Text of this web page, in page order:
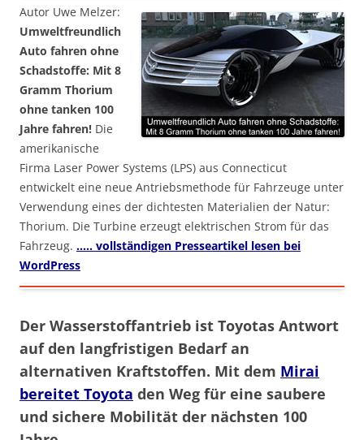
Autor Uwe Melzer:
Umweltfreundlich
Auto fahren ohne
Schadstoffe: Mit 8
Gramm Thorium
ohne tanken 100
Jahre fahren! Die
amerikanische
Firma Laser Power Systems (LPS) aus Connecticut
entwickelt eine neue Antriebsmethode für Fahrzeuge unter
Verwendung eines der dichtesten Materialien der Natur:
Thorium. Die Turbine erzeugt elektrischen Strom für das
Fahrzeug. ….. vollständigen Presseartikel lesen bei
WordPress
Der Wasserstoffantrieb ist Toyotas Antwort
auf den langfristigen Bedarf an
alternativen Kraftstoffen. Mit dem Mirai
bereitet Toyota den Weg für eine saubere
und sichere Mobilität der nächsten 100